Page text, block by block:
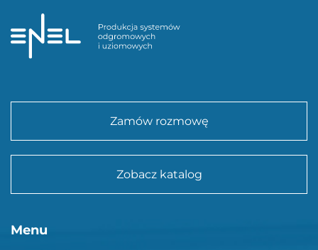
Menu
Zamów rozmowę
Zobacz katalog